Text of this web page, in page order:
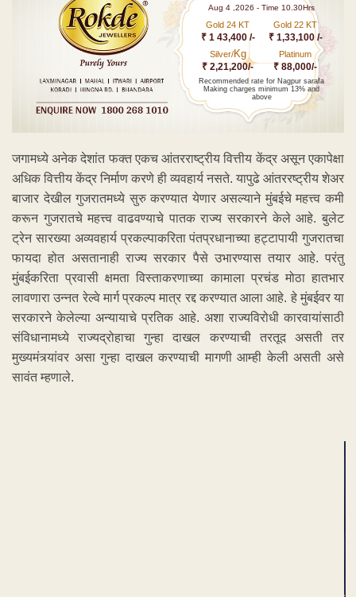
Aug 4 ,2026 - Time 10.30Hrs
Gold 24 KT
₹ 1 43,400 /-
Gold 22 KT
₹ 1,33,100 /-
Silver/Kg
₹ 2,21,200/-
Platinum
₹ 88,000/-
Recommended rate for Nagpur sarafa
Making charges minimum 13% and
above
जगामध्ये अनेक देशांत फक्त एकच आंतरराष्ट्रीय वित्तीय केंद्र असून एकापेक्षा
अधिक वित्तीय केंद्र निर्माण करणे ही व्यवहार्य नसते. यापुढे आंतररष्ट्रीय शेअर
बाजार देखील गुजरातमध्ये सुरु करण्यात येणार असल्याने मुंबईचे महत्त्व कमी
करून गुजरातचे महत्त्व वाढवण्याचे पातक राज्य सरकारने केले आहे. बुलेट
ट्रेन सारख्या अव्यवहार्य प्रकल्पाकरिता पंतप्रधानाच्या हट्टापायी गुजरातचा
फायदा होत असतानाही राज्य सरकार पैसे उभारण्यास तयार आहे. परंतु
मुंबईकरिता प्रवासी क्षमता विस्ताकरणाच्या कामाला प्रचंड मोठा हातभार
लावणारा उन्नत रेल्वे मार्ग प्रकल्प मात्र रद्द करण्यात आला आहे. हे मुंबईवर या
सरकारने केलेल्या अन्यायाचे प्रतिक आहे. अशा राज्यविरोधी कारवायांसाठी
संविधानामध्ये राज्यद्रोहाचा गुन्हा दाखल करण्याची तरतूद असती तर
मुख्यमंत्र्यांवर असा गुन्हा दाखल करण्याची मागणी आम्ही केली असती असे
सावंत म्हणाले.